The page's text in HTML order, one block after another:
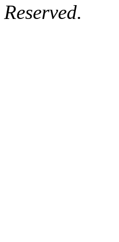
Reserved.